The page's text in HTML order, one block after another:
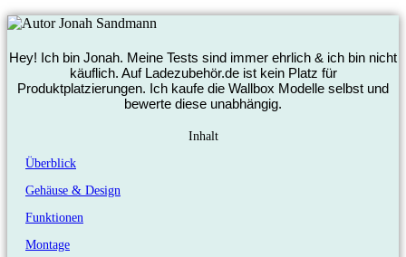
Hey! Ich bin Jonah. Meine Tests sind immer ehrlich & ich bin nicht
käuflich. Auf Ladezubehör.de ist kein Platz für
Produktplatzierungen. Ich kaufe die Wallbox Modelle selbst und
bewerte diese unabhängig.
Inhalt
Überblick
Gehäuse & Design
Funktionen
Montage